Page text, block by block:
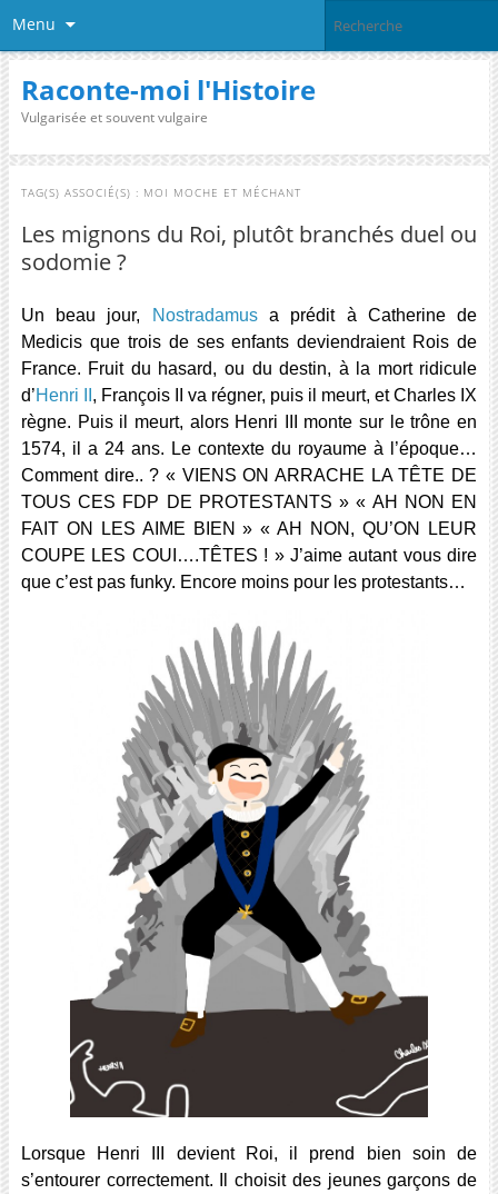
Menu
Raconte-moi l'Histoire
Vulgarisée et souvent vulgaire
TAG(S) ASSOCIÉ(S) : MOI MOCHE ET MÉCHANT
Les mignons du Roi, plutôt branchés duel ou
sodomie ?
Un beau jour, Nostradamusa prédit à Catherine de
Medicis que trois de ses enfants deviendraient Rois de
France. Fruit du hasard, ou du destin, à la mort ridicule
d’Henri II , François II va régner, puis il meurt, et Charles IX
règne. Puis il meurt, alors Henri III monte sur le trône en
1574, il a 24 ans. Le contexte du royaume à l’époque…
Comment dire.. ? « VIENS ON ARRACHE LA TÊTE DE
TOUS CES FDP DE PROTESTANTS » « AH NON EN
FAIT ON LES AIME BIEN » « AH NON, QU’ON LEUR
COUPE LES COUI….TÊTES ! » J’aime autant vous dire
que c’est pas funky. Encore moins pour les protestants…
Lorsque Henri III devient Roi, il prend bien soin de
s’entourer correctement. Il choisit des jeunes garçons de